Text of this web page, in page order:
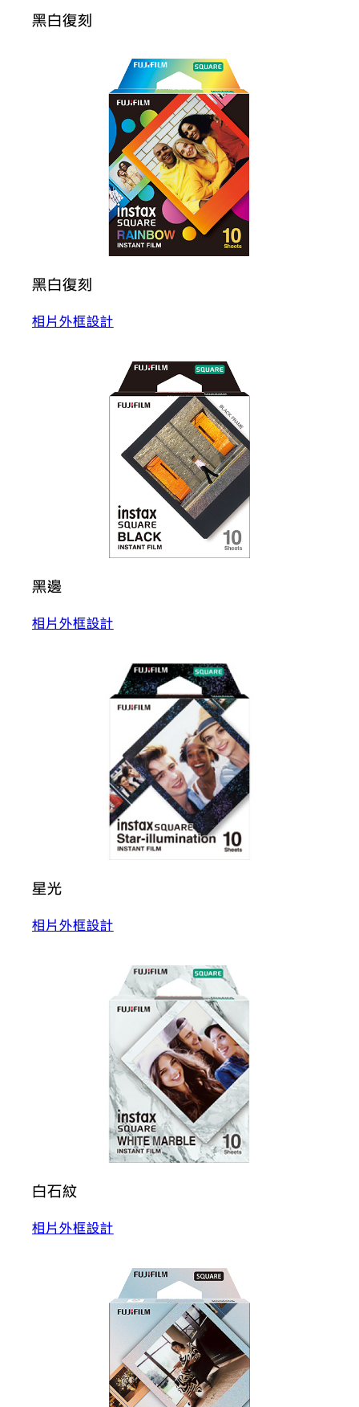
黑白復刻
黑白復刻
相片外框設計
黑邊
相片外框設計
星光
相片外框設計
白石紋
相片外框設計